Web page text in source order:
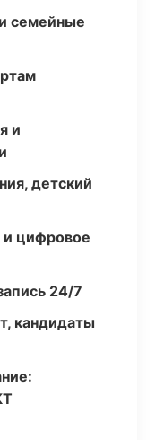
семейные
и
детский
цифровое
24/7
кандидаты